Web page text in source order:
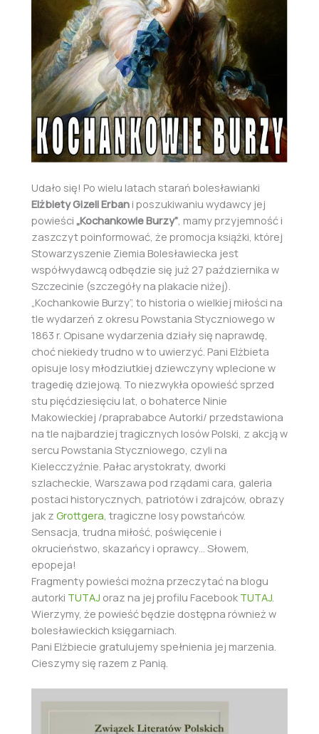
Udało się! Po wielu latach starań bolesławianki
Elżbiety Gizeli Erban i poszukiwaniu wydawcy jej
powieści „Kochankowie Burzy”, mamy przyjemność i
zaszczyt poinformować, że promocja książki, której
Stowarzyszenie Ziemia Bolesławiecka jest
współwydawcą odbędzie się już 27 października w
Szczecinie (szczegóły na plakacie niżej).
„Kochankowie Burzy”, to historia o wielkiej miłości na
tle wydarzeń z okresu Powstania Styczniowego w
1863 r. Opisane wydarzenia działy się naprawdę,
choć niekiedy trudno w to uwierzyć. Pani Elżbieta
opisuje losy młodziutkiej dziewczyny wplecione w
tragedię dziejową. To niezwykła opowieść sprzed
stu pięćdziesięciu lat, o bohaterce Ninie
Makowieckiej /praprababce Autorki/ przedstawiona
na tle najbardziej tragicznych losów Polski, z akcją w
sercu Powstania Styczniowego, czyli na
Kielecczyźnie. Pałac arystokraty, dworki
szlacheckie, Warszawa pod rządami cara, galeria
postaci historycznych, patriotów i zdrajców, obrazy
jak z Grottgera, tragiczne losy powstańców.
Sensacja, trudna miłość, poświęcenie i
okrucieństwo, skazańcy i oprawcy… Słowem,
epopeja!
Fragmenty powieści można przeczytać na blogu
autorki TUTAJ oraz na jej profilu Facebook TUTAJ.
Wierzymy, że powieść będzie dostępna również w
bolesławieckich księgarniach.
Pani Elżbiecie gratulujemy spełnienia jej marzenia.
Cieszymy się razem z Panią.